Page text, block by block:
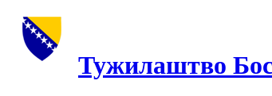
Тужилаштво